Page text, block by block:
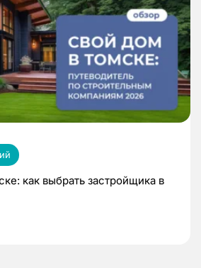
как выбрать застройщика в